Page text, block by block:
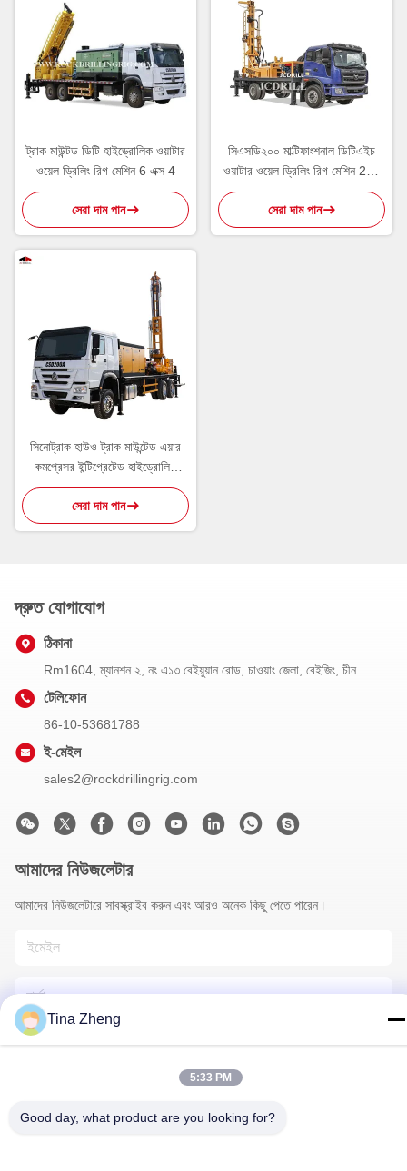
ট্রাক মাউন্টড ডিটি হাইড্রোলিক ওয়াটার
ওয়েল ড্রিলিং রিগ মেশিন 6 এক্স 4
সেরা দাম পান
সিএসডি২০০ মাল্টিফাংশনাল ডিটিএইচ
ওয়াটার ওয়েল ড্রিলিং রিগ মেশিন 200
গভীরতার জন্য
সেরা দাম পান
সিনোট্রাক হাউও ট্রাক মাউন্টেড এয়ার
কমপ্রেসর ইন্টিগ্রেটেড হাইড্রোলিক
ওয়াটার ওয়েল ড্রিলিং রিগ
সেরা দাম পান
দ্রুত যোগাযোগ
ঠিকানা
Rm1604, ম্যানশন ২, নং এ১৩ বেইয়ুয়ান রোড, চাওয়াং জেলা, বেইজিং, চীন
টেলিফোন
86-10-53681788
ই-মেইল
sales2@rockdrillingrig.com
আমাদের নিউজলেটার
আমাদের নিউজলেটারে সাবস্ক্রাইব করুন এবং আরও অনেক কিছু পেতে পারেন।
Tina Zheng
5:33 PM
Good day, what product are you looking for?